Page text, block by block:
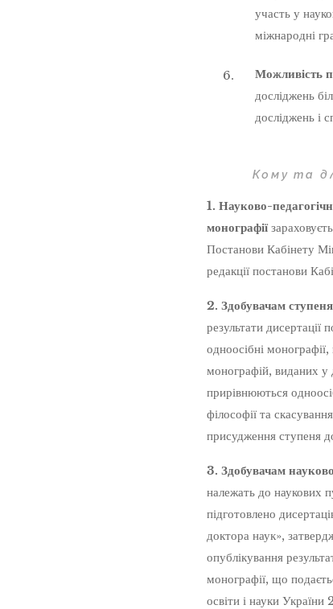
участь у
міжнародні
Можливість
досліджень
досліджень і
Кому та
1. Науково-
монографії
Постанови Кабінету
редакції постанови
2. Здобувачам
результати дисертації
одноосібні
монографій, виданих
прирівнюються
філософії та
присудження ступеня
3. Здобувачам
належать до наукових
підготовлено
доктора наук»,
опублікування
монографії, що
освіти і науки